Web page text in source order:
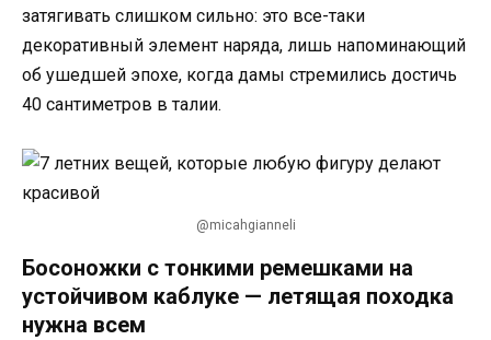
затягивать слишком сильно: это все-таки
декоративный элемент наряда, лишь напоминающий
об ушедшей эпохе, когда дамы стремились достичь
40 сантиметров в талии.
@micahgianneli
Босоножки c тонкими ремешками на
устойчивом каблуке — летящая походка
нужна всем